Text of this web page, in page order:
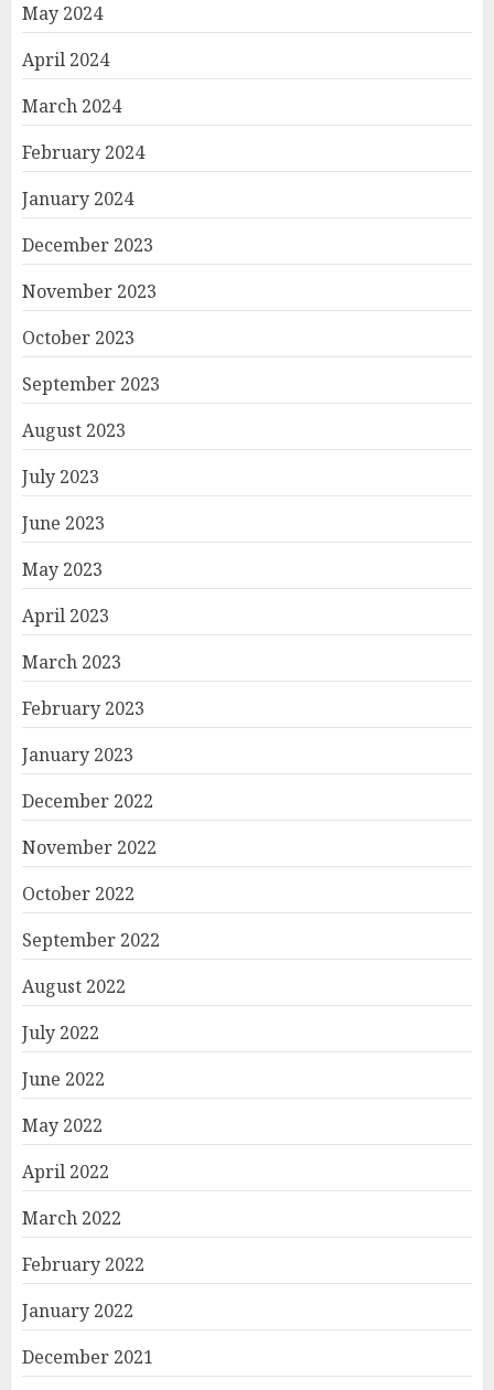
May 2024
April 2024
March 2024
February 2024
January 2024
December 2023
November 2023
October 2023
September 2023
August 2023
July 2023
June 2023
May 2023
April 2023
March 2023
February 2023
January 2023
December 2022
November 2022
October 2022
September 2022
August 2022
July 2022
June 2022
May 2022
April 2022
March 2022
February 2022
January 2022
December 2021